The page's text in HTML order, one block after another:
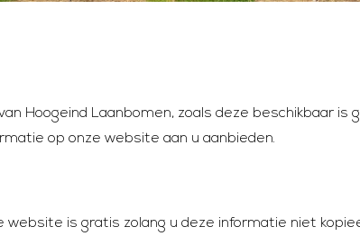
Hoogeind Laanbomen, zoals deze beschikbaar is
op onze website aan u aanbieden.
website is gratis zolang u deze informatie niet